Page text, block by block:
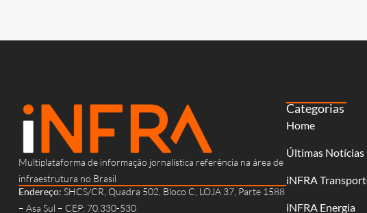
Multiplataforma de informação jornalística referência na área de
infraestrutura no Brasil
Endereço: SHCS/CR, Quadra 502, Bloco C, LOJA 37, Parte 1588
– Asa Sul – CEP: 70.330-530
Categorias
Home
Últimas Notícias
iNFRA
iNFRA Energia